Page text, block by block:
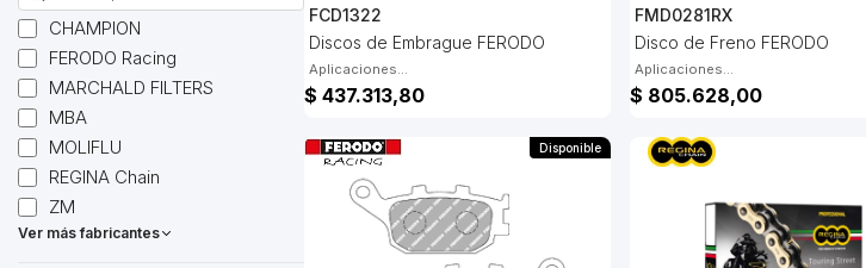
Guía Espárragos
Insertos
Junta de Escape
Leva de Freno
Liquidos de Freno
Líquidos Limpiadores
Liquidos para Filtros de Aire
Liquidos Refrigerantes
CHAMPION
FERODO Racing
MARCHALD FILTERS
MBA
MOLIFLU
REGINA Chain
ZM
Ver más fabricantes
FCD1322
Discos de Embrague FERODO
Aplicaciones...
$ 437.313,80
FMD0281RX
Disco de Freno FERODO
Aplicaciones...
$ 805.628,00
Disponible